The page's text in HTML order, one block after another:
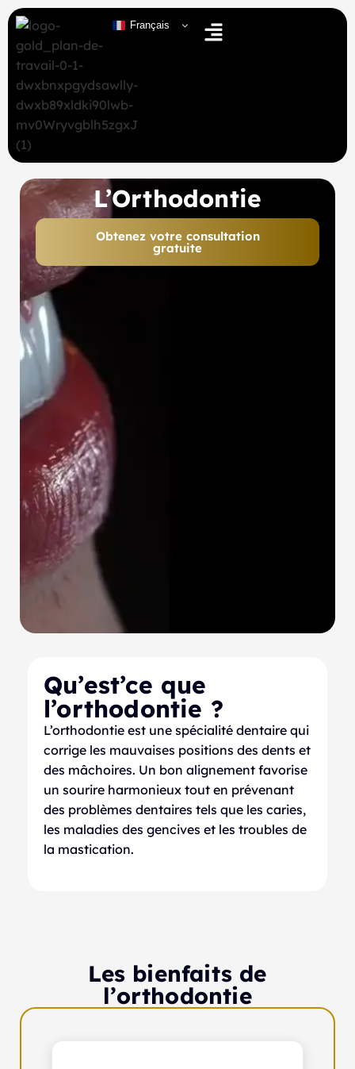
Français
L’Orthodontie
Obtenez votre consultation
gratuite
Qu’est’ce que
l’orthodontie ?
L’orthodontie est une spécialité dentaire qui
corrige les mauvaises positions des dents et
des mâchoires. Un bon alignement favorise
un sourire harmonieux tout en prévenant
des problèmes dentaires tels que les caries,
les maladies des gencives et les troubles de
la mastication.
Les bienfaits de
l’orthodontie